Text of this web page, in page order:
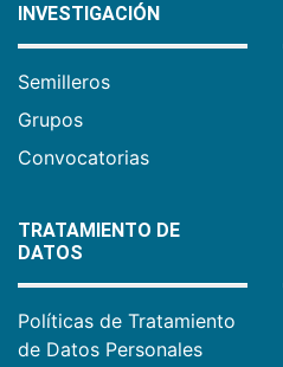
INVESTIGACIÓN
Semilleros
Grupos
Convocatorias
TRATAMIENTO DE
DATOS
Políticas de Tratamiento
de Datos Personales